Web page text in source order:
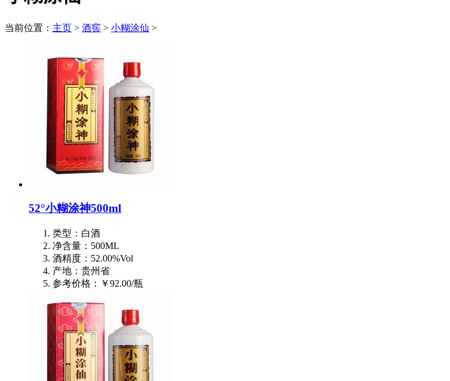
当前位置： 主页 > 酒窖 > 小糊涂仙 >
52°小糊涂神500ml
类型：白酒
净含量：500ML
酒精度：52.00%Vol
产地：贵州省
参考价格：￥92.00/瓶